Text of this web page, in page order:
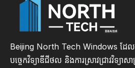
Beijing North Tech Windows ដែ
បច្ចេកវិទ្យាឌីជីថល និងការស្រាវជ្រាវវិទ្យាស